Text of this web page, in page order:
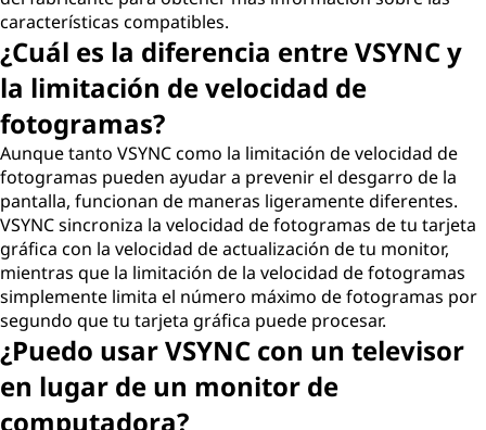
características compatibles.
¿Cuál es la diferencia entre VSYNC y
la limitación de velocidad de
fotogramas?
Aunque tanto VSYNC como la limitación de velocidad de
fotogramas pueden ayudar a prevenir el desgarro de la
pantalla, funcionan de maneras ligeramente diferentes.
VSYNC sincroniza la velocidad de fotogramas de tu tarjeta
gráfica con la velocidad de actualización de tu monitor,
mientras que la limitación de la velocidad de fotogramas
simplemente limita el número máximo de fotogramas por
segundo que tu tarjeta gráfica puede procesar.
¿Puedo usar VSYNC con un televisor
en lugar de un monitor de
computadora?